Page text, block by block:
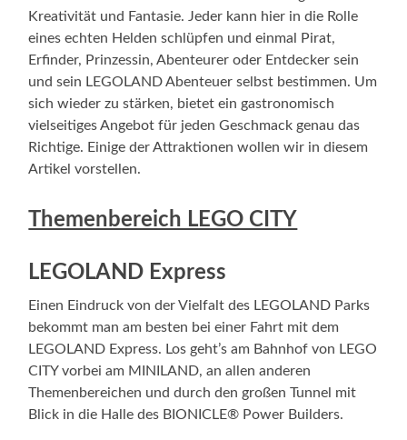
Kreativität und Fantasie. Jeder kann hier in die Rolle
eines echten Helden schlüpfen und einmal Pirat,
Erfinder, Prinzessin, Abenteurer oder Entdecker sein
und sein LEGOLAND Abenteuer selbst bestimmen. Um
sich wieder zu stärken, bietet ein gastronomisch
vielseitiges Angebot für jeden Geschmack genau das
Richtige. Einige der Attraktionen wollen wir in diesem
Artikel vorstellen.
Themenbereich LEGO CITY
LEGOLAND Express
Einen Eindruck von der Vielfalt des LEGOLAND Parks
bekommt man am besten bei einer Fahrt mit dem
LEGOLAND Express. Los geht’s am Bahnhof von LEGO
CITY vorbei am MINILAND, an allen anderen
Themenbereichen und durch den großen Tunnel mit
Blick in die Halle des BIONICLE® Power Builders.